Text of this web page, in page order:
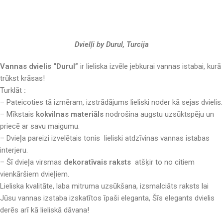
Dvielļi by Durul, Turcija
Vannas dvielis “Durul” ir lieliska izvēle jebkurai vannas istabai, kurā
trūkst krāsas!
Turklāt :
– Pateicoties tā izmēram, izstrādājums lieliski noder kā sejas dvielis.
– Mīkstais kokvilnas materiāls nodrošina augstu uzsūktspēju un
priecē ar savu maigumu.
– Dvieļa pareizi izvelētais tonis lieliski atdzīvinas vannas istabas
interjeru.
– Šī dvieļa virsmas dekoratīvais raksts atšķir to no citiem
vienkāršiem dvieļiem.
Lieliska kvalitāte, laba mitruma uzsūkšana, izsmalciāts raksts lai
Jūsu vannas izstaba izskatītos īpaši eleganta, Šīs elegants dvielis
derēs arī kā lieliskā dāvana!